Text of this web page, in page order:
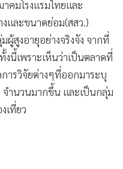
และขนาดย่อม(สสว.)
สูงอายุอย่างจริงจัง จากที่
นี้เพราะเห็นว่าเป็นตลาดที่
ารวิจัยต่างๆที่ออกมาระบุ
ำนวนมากขึ้น และเป็นกลุ่ม
เที่ยว